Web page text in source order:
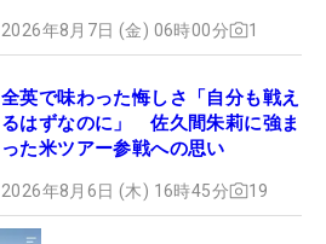
2026年8月7日 (金) 06時00分 1
全英で味わった悔しさ「自分も戦え
るはずなのに」 佐久間朱莉に強ま
った米ツアー参戦への思い
2026年8月6日 (木) 16時45分 19